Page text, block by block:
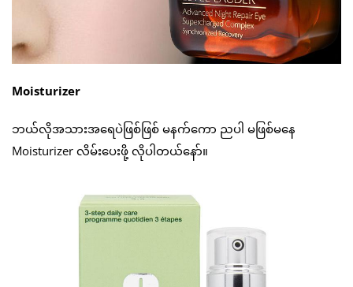
Moisturizer
ဘယ်လိုအသားအရေပဲဖြစ်ဖြစ် မနက်ကော ညပါ မဖြစ်မနေ
Moisturizer လိမ်းပေးဖို့ လိုပါတယ်နော်။